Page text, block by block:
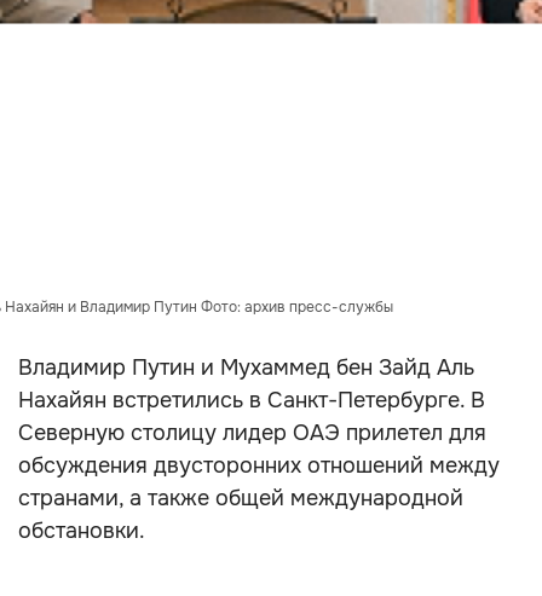
и Владимир Путин Фото: архив пресс-службы
Владимир Путин и Мухаммед бен Зайд Аль
Нахайян встретились в Санкт-Петербурге. В
Северную столицу лидер ОАЭ прилетел для
обсуждения двусторонних отношений между
странами, а также общей международной
обстановки.